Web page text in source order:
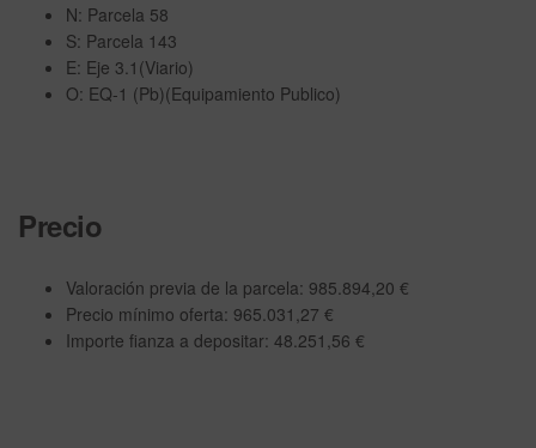
N: Parcela 58
S: Parcela 143
E: Eje 3.1(Viario)
O: EQ-1 (Pb)(Equipamiento Publico)
Precio
Valoración previa de la parcela: 985.894,20 €
Precio mínimo oferta: 965.031,27 €
Importe fianza a depositar: 48.251,56 €